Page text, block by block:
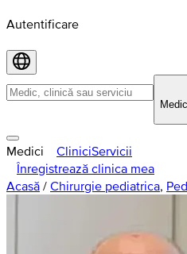
Autentificare
Medici CliniciServicii
Înregistrează clinica mea
Acasă / Chirurgie pediatrica,